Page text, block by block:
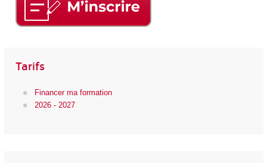
Tarifs
Financer ma formation
2026 - 2027